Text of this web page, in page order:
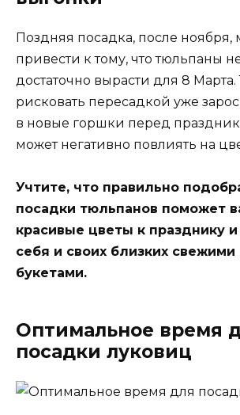
Поздняя посадка, после ноября,
привести к тому, что тюльпаны
достаточно вырасти для 8 Марта.
рисковать пересадкой уже
в новые горшки перед
может негативно повлиять на
Учтите, что правильно
посадки тюльпанов поможет
красивые цветы к празднику
себя и своих близких
букетами.
Оптимальное время
посадки луковиц